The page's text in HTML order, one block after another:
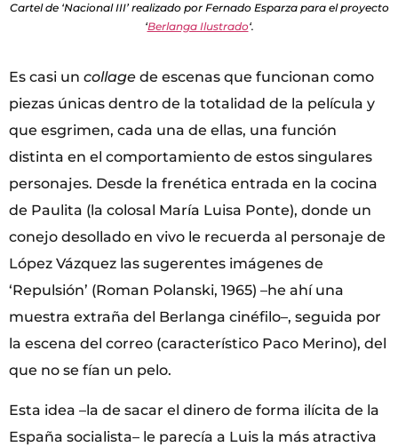
Cartel de ‘Nacional III’ realizado por Fernado Esparza para el proyecto
‘Berlanga Ilustrado‘.
Es casi un collage de escenas que funcionan como
piezas únicas dentro de la totalidad de la película y
que esgrimen, cada una de ellas, una función
distinta en el comportamiento de estos singulares
personajes. Desde la frenética entrada en la cocina
de Paulita (la colosal María Luisa Ponte), donde un
conejo desollado en vivo le recuerda al personaje de
López Vázquez las sugerentes imágenes de
‘Repulsión’ (Roman Polanski, 1965) –he ahí una
muestra extraña del Berlanga cinéfilo–, seguida por
la escena del correo (característico Paco Merino), del
que no se fían un pelo.
Esta idea –la de sacar el dinero de forma ilícita de la
España socialista– le parecía a Luis la más atractiva